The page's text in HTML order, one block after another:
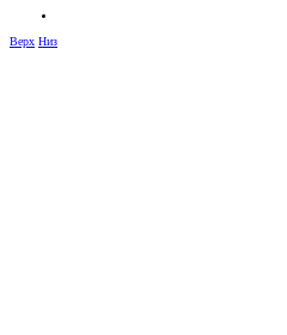
Верх Низ